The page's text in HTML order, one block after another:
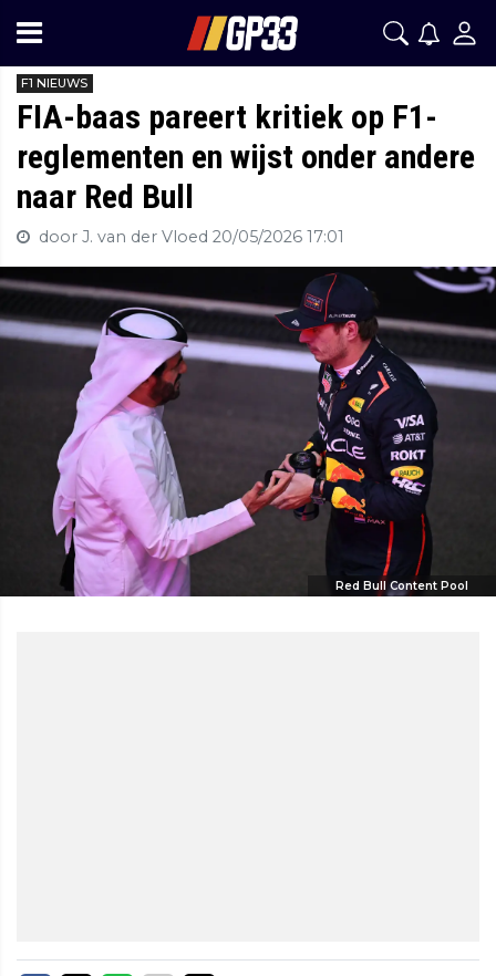
F1 NIEUWS
FIA-baas pareert kritiek op F1-
reglementen en wijst onder andere
naar Red Bull
door J. van der Vloed 20/05/2026 17:01
Red Bull Content Pool